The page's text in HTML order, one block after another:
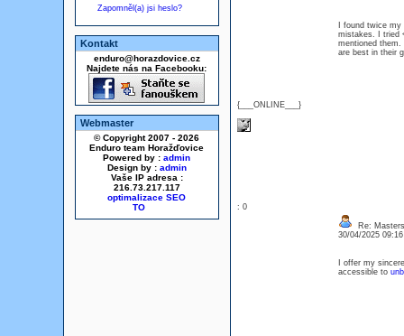
Zapomněl(a) jsi heslo?
Kontakt
enduro@horazdovice.cz
Najdete nás na Facebooku:
Webmaster
© Copyright 2007 - 2026
Enduro team Horažďovice
Powered by : admin
Design by : admin
Vaše IP adresa :
216.73.217.117
optimalizace SEO
{___ONLINE___}
I found twice
mistakes. I tried
mentioned
are best in their
: 0
Re:
30/04/2025
I offer my
accessible to